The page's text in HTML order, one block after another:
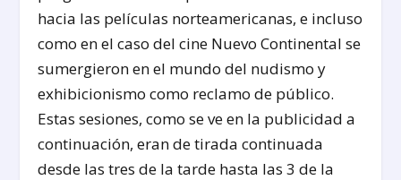
hacia las películas norteamericanas, e incluso
como en el caso del cine Nuevo Continental se
sumergieron en el mundo del nudismo y
exhibicionismo como reclamo de público.
Estas sesiones, como se ve en la publicidad a
continuación, eran de tirada continuada
desde las tres de la tarde hasta las 3 de la